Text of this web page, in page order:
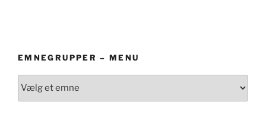
EMNEGRUPPER – MENU